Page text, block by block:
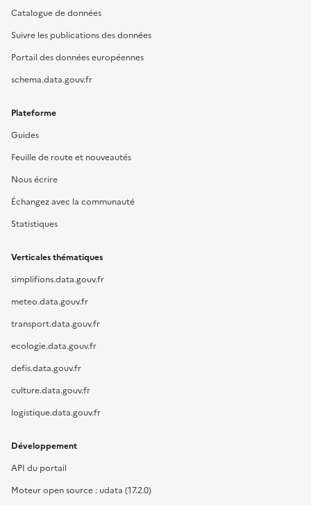
Catalogue de données
Suivre les publications des données
Portail des données européennes
schema.data.gouv.fr
Plateforme
Guides
Feuille de route et nouveautés
Nous écrire
Échangez avec la communauté
Statistiques
Verticales thématiques
simplifions.data.gouv.fr
meteo.data.gouv.fr
transport.data.gouv.fr
ecologie.data.gouv.fr
defis.data.gouv.fr
culture.data.gouv.fr
logistique.data.gouv.fr
Développement
API du portail
Moteur open source : udata (17.2.0)